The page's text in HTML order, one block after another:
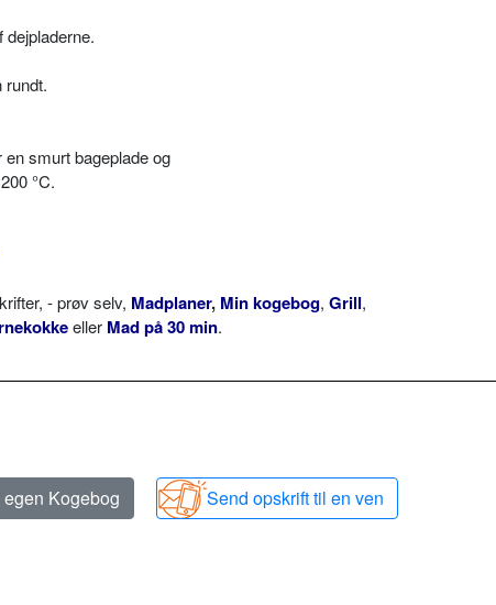
rundt.
smurt bageplade og
°C.
- prøv selv, Madplaner, Min kogebog, Grill,
eller Mad på 30 min.
Kogebog
Send opskrift til en ven